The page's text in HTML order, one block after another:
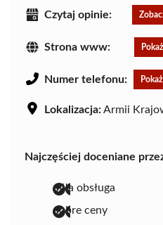
Czytaj opinie:
Strona www:
Numer telefonu:
Lokalizacja:Armii
Najczęściej doceniane
miła obsługa
dobre ceny